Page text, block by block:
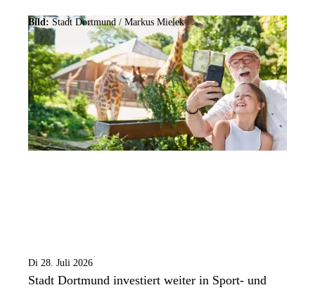
Bild: Stadt Dortmund / Markus Mielek
Di 28. Juli 2026
Stadt Dortmund investiert weiter in Sport- und